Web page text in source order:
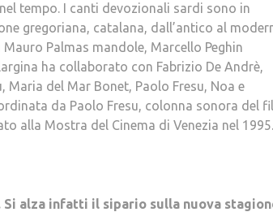
tempo. I canti devozionali sardi sono in
gregoriana, catalana, dall’antico al
Palmas mandole, Marcello Peghin
ha collaborato con Fabrizio De Andrè,
Maria del Mar Bonet, Paolo Fresu, Noa e
da Paolo Fresu, colonna sonora del
alla Mostra del Cinema di Venezia nel 1995.
Si alza infatti il sipario sulla nuova